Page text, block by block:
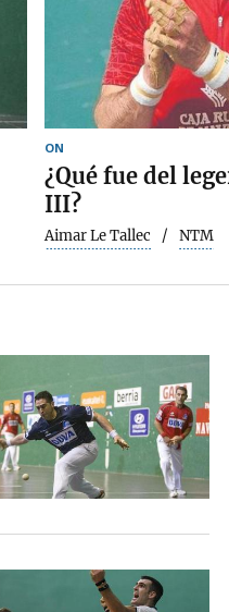
ON
¿Qué fue del
III?
Aimar Le Tallec NTM